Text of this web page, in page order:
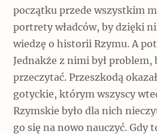
początku przede wszystkim
portrety władców, by dzięki
wiedzę o historii Rzymu. A
Jednakże z nimi był problem,
przeczytać. Przeszkodą
gotyckie, którym wszyscy
Rzymskie było dla nich
go się na nowo nauczyć. Gdy